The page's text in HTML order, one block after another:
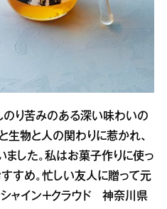
り苦みのある深い味わいの
生物と人の関わりに惹かれ、
した。私はお菓子作りに使っ
すめ。忙しい友人に贈って元
シャイン＋クラウド 神奈川県